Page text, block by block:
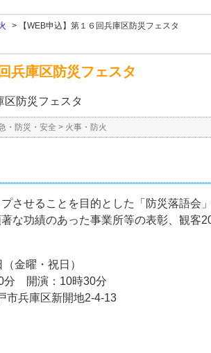
>
【WEB申込】第１６回兵庫区防災フェスタ
兵庫区防災フェスタ
区防災フェスタ
・防災・安全 > 火事・防火
させることを目的とした「防災落語会
な功績のあった事業所等の表彰、観客
金曜・祝日）
分 開演：10時30分
兵庫区新開地2-4-13